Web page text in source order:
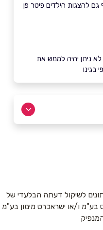
להצגות הילדים פיטר פן
ניתן יהיה לממש את
בגינו
לשיקול דעתה הבלעדי של
ו/או ישראכרט מימון בע"מ